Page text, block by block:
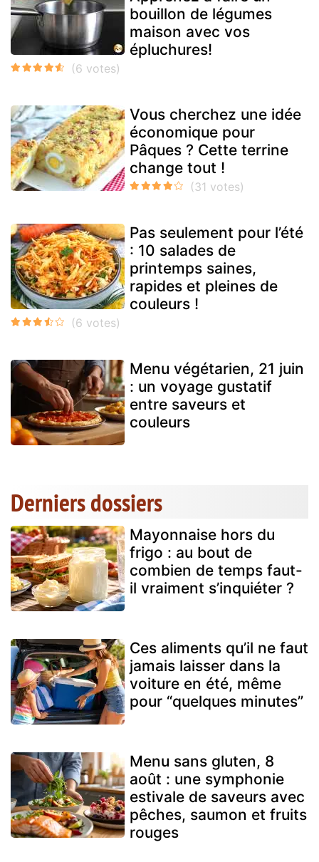
bouillon de légumes
maison avec vos
épluchures!
Vous cherchez une idée
économique pour
Pâques ? Cette terrine
change tout !
Pas seulement pour l’été
: 10 salades de
printemps saines,
rapides et pleines de
couleurs !
Menu végétarien, 21 juin
: un voyage gustatif
entre saveurs et
couleurs
Derniers dossiers
Mayonnaise hors du
frigo : au bout de
combien de temps faut-
il vraiment s’inquiéter ?
Ces aliments qu’il ne faut
jamais laisser dans la
voiture en été, même
pour “quelques minutes”
Menu sans gluten, 8
août : une symphonie
estivale de saveurs avec
pêches, saumon et fruits
rouges